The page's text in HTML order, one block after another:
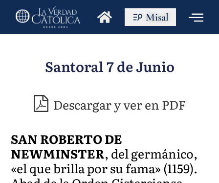
Misal
Santoral 7 de Junio
Descargar y ver en PDF
SAN ROBERTO DE
NEWMINSTER, del germánico,
«el que brilla por su fama» (1159).